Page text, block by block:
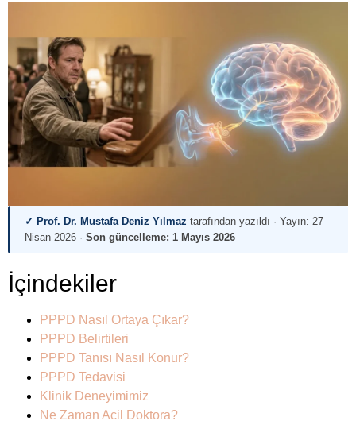
✓ Prof. Dr. Mustafa Deniz Yılmaz tarafından yazıldı · Yayın: 27
Nisan 2026 · Son güncelleme: 1 Mayıs 2026
İçindekiler
PPPD Nasıl Ortaya Çıkar?
PPPD Belirtileri
PPPD Tanısı Nasıl Konur?
PPPD Tedavisi
Klinik Deneyimimiz
Ne Zaman Acil Doktora?